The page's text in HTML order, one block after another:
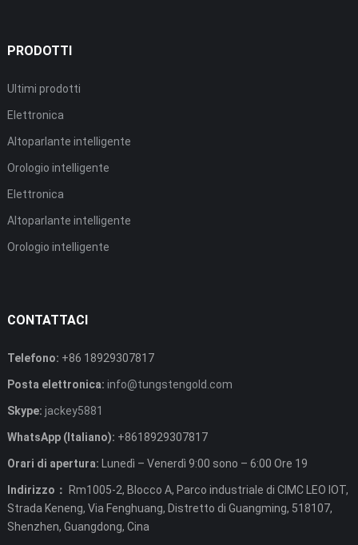
PRODOTTI
Ultimi prodotti
Elettronica
Altoparlante intelligente
Orologio intelligente
Elettronica
Altoparlante intelligente
Orologio intelligente
CONTATTACI
Telefono: +86 18929307817
Posta elettronica: info@tungstengold.com
Skype: jackey5881
WhatsApp (Italiano): +8618929307817
Orari di apertura: Lunedì – Venerdì 9:00 sono – 6:00 Ore 19
Indirizzo：
Rm1005-2, Blocco A, Parco industriale di CIMC LEO IOT,
Strada Keneng, Via Fenghuang, Distretto di Guangming, 518107,
Shenzhen, Guangdong, Cina